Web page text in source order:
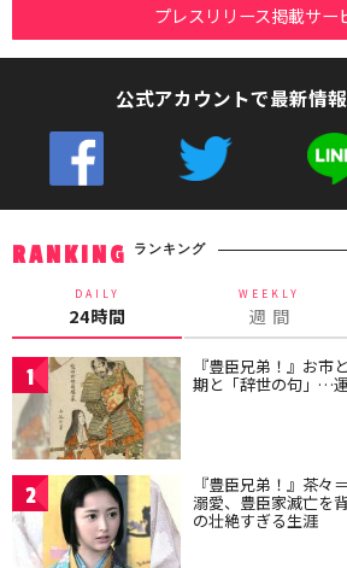
プレスリリース掲載サー
公式アカウントで最新情報
RANKING ランキング
DAILY
24時間
WEEKLY
週 間
1 『豊臣兄弟！』お市
期と「辞世の句」…
2 『豊臣兄弟！』茶々
溺愛、豊臣家滅亡を
の壮絶すぎる生涯